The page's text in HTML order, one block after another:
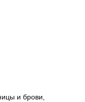
и брови,